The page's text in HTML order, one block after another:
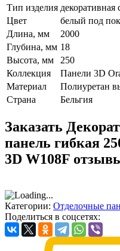
Тип изделия декоративная
Цвет
белый под
Длина, мм
2000
Глубина, мм 18
Высота, мм
250
Коллекция
Панели 3D
Материал
Полиуретан
Страна
Бельгия
Заказать
панель гибкая
3D W108F
Категории: Отделочные
Поделиться в соцсетях: